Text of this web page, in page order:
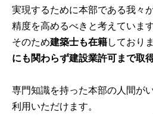
実現するために本部である我々
精度を高めるべきと考えています
そのため建築士も在籍しており
にも関わらず建設業許可まで取
専門知識を持った本部の人間が
利用いただけます。